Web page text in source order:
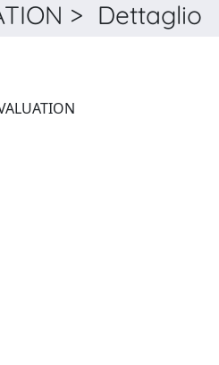
> Dettaglio